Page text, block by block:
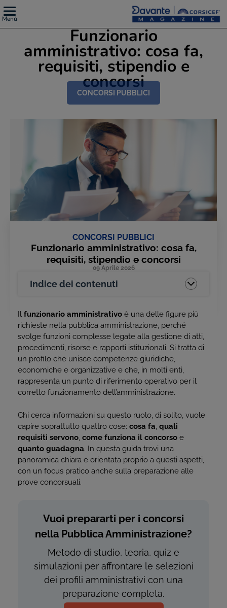
Menú
Funzionario
amministrativo: cosa fa,
requisiti, stipendio e
concorsi
CONCORSI PUBBLICI
CONCORSI PUBBLICI
Funzionario amministrativo: cosa fa,
requisiti, stipendio e concorsi
09 Aprile 2026
Indice dei contenuti
Il funzionario amministrativo è una delle figure più
richieste nella pubblica amministrazione, perché
svolge funzioni complesse legate alla gestione di atti,
procedimenti, risorse e rapporti istituzionali. Si tratta di
un profilo che unisce competenze giuridiche,
economiche e organizzative e che, in molti enti,
rappresenta un punto di riferimento operativo per il
corretto funzionamento dell’amministrazione.
Chi cerca informazioni su questo ruolo, di solito, vuole
capire soprattutto quattro cose: cosa fa, quali
requisiti servono, come funziona il concorso e
quanto guadagna. In questa guida trovi una
panoramica chiara e orientata proprio a questi aspetti,
con un focus pratico anche sulla preparazione alle
prove concorsuali.
Vuoi prepararti per i concorsi
nella Pubblica Amministrazione?
Metodo di studio, teoria, quiz e
simulazioni per affrontare le selezioni
dei profili amministrativi con una
preparazione completa.